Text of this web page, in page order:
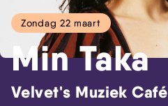
Zondag 22 maart
Min Taka
Velvet's Muziek Café